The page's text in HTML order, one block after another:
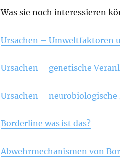
Was sie noch interessieren
Ursachen – Umweltfaktoren
Ursachen – genetische
Ursachen – neurobiologische
Borderline was ist das?
Abwehrmechanismen von